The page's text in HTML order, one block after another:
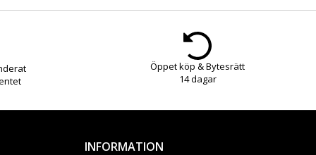
Öppet köp & Bytesrätt
14 dagar
INFORMATION